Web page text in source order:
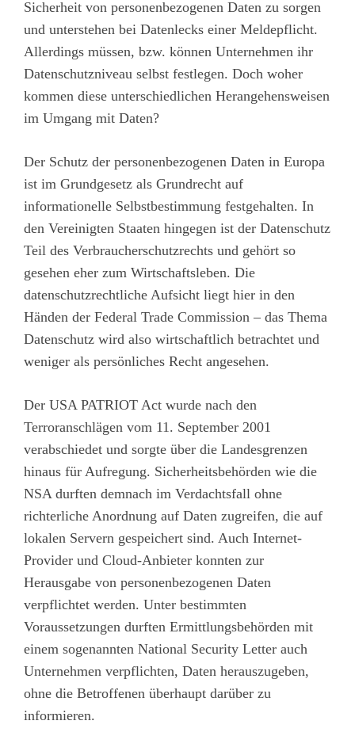
Sicherheit von personenbezogenen Daten zu sorgen
und unterstehen bei Datenlecks einer Meldepflicht.
Allerdings müssen, bzw. können Unternehmen ihr
Datenschutzniveau selbst festlegen. Doch woher
kommen diese unterschiedlichen Herangehensweisen
im Umgang mit Daten?
Der Schutz der personenbezogenen Daten in Europa
ist im Grundgesetz als Grundrecht auf
informationelle Selbstbestimmung festgehalten. In
den Vereinigten Staaten hingegen ist der Datenschutz
Teil des Verbraucherschutzrechts und gehört so
gesehen eher zum Wirtschaftsleben. Die
datenschutzrechtliche Aufsicht liegt hier in den
Händen der Federal Trade Commission – das Thema
Datenschutz wird also wirtschaftlich betrachtet und
weniger als persönliches Recht angesehen.
Der USA PATRIOT Act wurde nach den
Terroranschlägen vom 11. September 2001
verabschiedet und sorgte über die Landesgrenzen
hinaus für Aufregung. Sicherheitsbehörden wie die
NSA durften demnach im Verdachtsfall ohne
richterliche Anordnung auf Daten zugreifen, die auf
lokalen Servern gespeichert sind. Auch Internet-
Provider und Cloud-Anbieter konnten zur
Herausgabe von personenbezogenen Daten
verpflichtet werden. Unter bestimmten
Voraussetzungen durften Ermittlungsbehörden mit
einem sogenannten National Security Letter auch
Unternehmen verpflichten, Daten herauszugeben,
ohne die Betroffenen überhaupt darüber zu
informieren.